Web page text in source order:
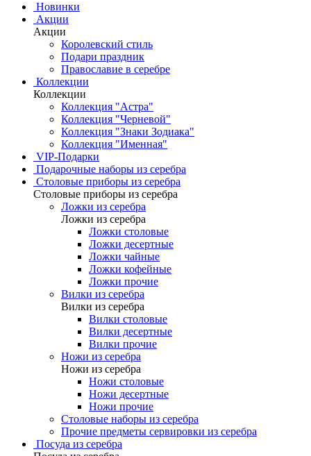
Новинки
Акции
Акции
Королевский стиль
Подари праздник
Православие в серебре
Коллекции
Коллекции
Коллекция "Астра"
Коллекция "Черневой"
Коллекция "Знаки Зодиака"
Коллекция "Именная"
VIP-Подарки
Подарочные наборы из серебра
Столовые приборы из серебра
Столовые приборы из серебра
Ложки из серебра
Ложки из серебра
Ложки столовые
Ложки десертные
Ложки чайные
Ложки кофейные
Ложки прочие
Вилки из серебра
Вилки из серебра
Вилки столовые
Вилки десертные
Вилки прочие
Ножи из серебра
Ножи из серебра
Ножи столовые
Ножи десертные
Ножи прочие
Столовые наборы из серебра
Прочие предметы сервировки из серебра
Посуда из серебра